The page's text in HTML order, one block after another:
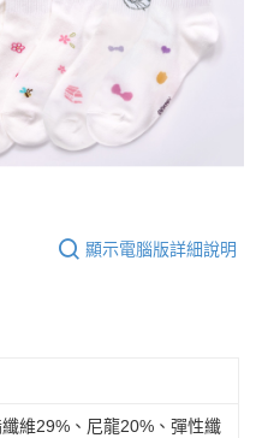
顯示電腦版詳細說明
維29%、尼龍20%、彈性纖